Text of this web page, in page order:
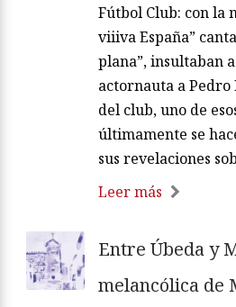
Fútbol Club: con la
viiiva España”
plana”, insultaban
actornauta a Pedro
del club, uno de
últimamente se
sus revelaciones
Leer más
Entre Úbeda y
melancólica de